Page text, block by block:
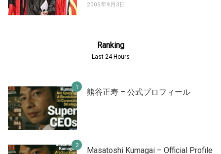
2005年9月3日
Ranking
Last 24 Hours
熊谷正寿 – 公式プロフィール
Masatoshi Kumagai – Official Profile